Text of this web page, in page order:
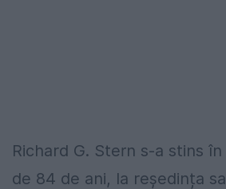
Richard G. Stern s-a stins
de 84 de ani, la reședința